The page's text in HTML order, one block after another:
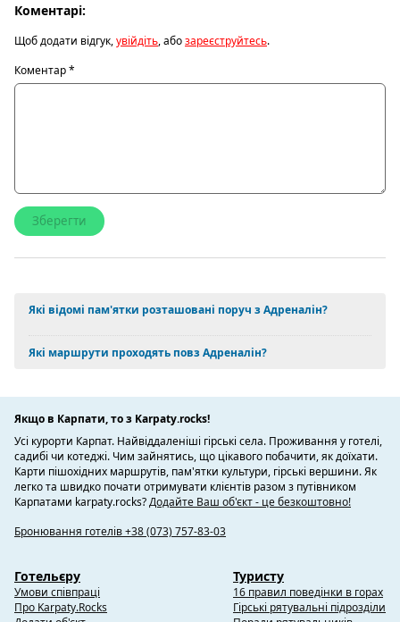
Коментарі:
Щоб додати відгук,увійдіть, абозареєструйтесь.
Коментар*
Які відомі пам'ятки розташовані поруч з Адреналін?
Які маршрути проходять повз Адреналін?
Якщо в Карпати, то з Karpaty.rocks!
Усі курорти Карпат. Найвіддаленіші гірські села. Проживання у готелі,
садибі чи котеджі. Чим зайнятись, що цікавого побачити, як доїхати.
Карти пішохідних маршрутів, пам'ятки культури, гірські вершини. Як
легко та швидко почати отримувати клієнтів разом з путівником
Карпатами karpaty.rocks?Додайте Ваш об'єкт - це безкоштовно!
Бронювання готелів +38 (073) 757-83-03
Готельєру
Умови співпраці
Про Karpaty.Rocks
Туристу
16 правил поведінки в горах
Гірські рятувальні підрозділи